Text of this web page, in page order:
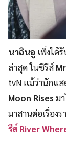
นาอินอู เพิ่งได้
ล่าสุด ในซีรีส์
tvN แม้ว่านักแ
Moon Risesม
มาสานต่อเรื่องร
รีส์ River